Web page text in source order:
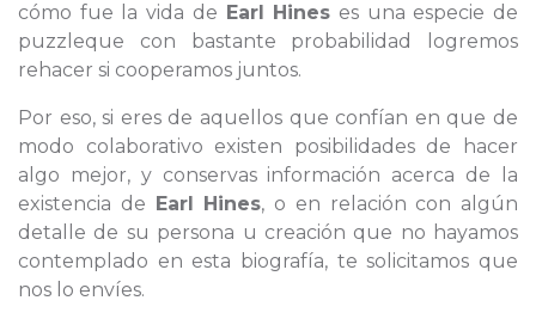
cómo fue la vida de Earl Hines es una especie de
puzzleque con bastante probabilidad logremos
rehacer si cooperamos juntos.
Por eso, si eres de aquellos que confían en que de
modo colaborativo existen posibilidades de hacer
algo mejor, y conservas información acerca de la
existencia de Earl Hines, o en relación con algún
detalle de su persona u creación que no hayamos
contemplado en esta biografía, te solicitamos que
nos lo envíes.